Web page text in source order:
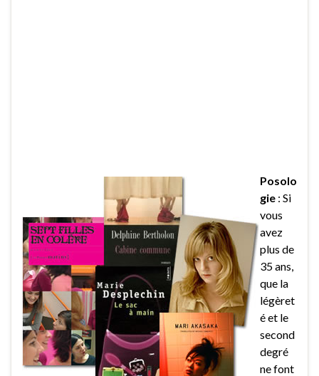
Posolo
gie : Si
vous
avez
plus de
35 ans,
que la
légèret
é et le
second
degré
ne font